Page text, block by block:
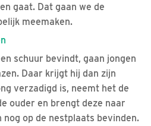
gaat. Dat gaan we de
meemaken.
schuur bevindt, gaan jongen
Daar krijgt hij dan zijn
verzadigd is, neemt het de
ouder en brengt deze naar
op de nestplaats bevinden.